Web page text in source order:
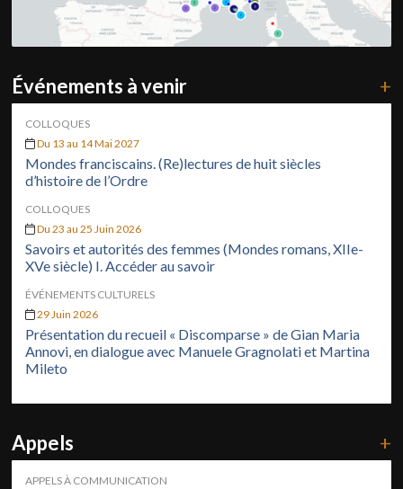
Événements à venir +
COLLOQUES
Du 13 au 14 Mai 2027
Mondes franciscains. (Re)lectures de huit siècles
d’histoire de l’Ordre
COLLOQUES
Du 23 au 25 Juin 2026
Savoirs et autorités des femmes (Mondes romans, XIIe-
XVe siècle) I. Accéder au savoir
ÉVÉNEMENTS CULTURELS
29 Juin 2026
Présentation du recueil « Discomparse » de Gian Maria
Annovi, en dialogue avec Manuele Gragnolati et Martina
Mileto
Appels +
APPELS À COMMUNICATION